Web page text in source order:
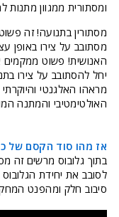
ומסתורית ממגוון מתנות
מסתורין בתנועה! זה
מסתובב על צירו באופן
האנושית! פשוט ממקמים
יחל להסתובב על צירו
מראהו האלגנטי
האולטימטיבי והמתנה
אז מהו סוד הקסם של
בתוך גלובוס מרשים זה
לסובב את יחידת
סיבוב חלק ומהפנט